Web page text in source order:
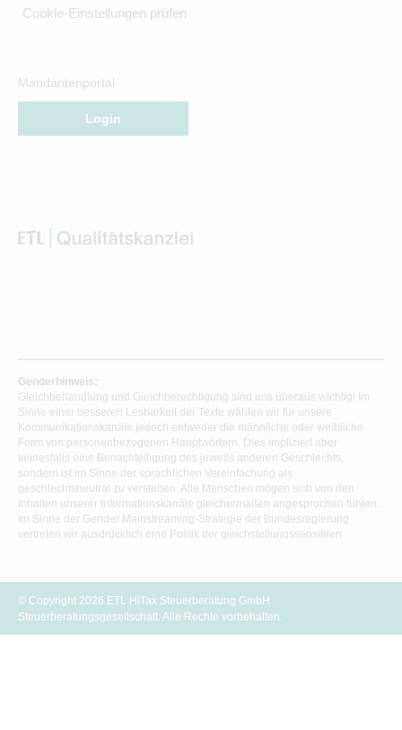
Cookie-Einstellungen prüfen
Mandantenportal
Login
Genderhinweis:
Gleichbehandlung und Gleichberechtigung sind uns überaus wichtig! Im
Sinne einer besseren Lesbarkeit der Texte wählen wir für unsere
Kommunikationskanäle jedoch entweder die männliche oder weibliche
Form von personenbezogenen Hauptwörtern. Dies impliziert aber
keinesfalls eine Benachteiligung des jeweils anderen Geschlechts,
sondern ist im Sinne der sprachlichen Vereinfachung als
geschlechtsneutral zu verstehen. Alle Menschen mögen sich von den
Inhalten unserer Informationskanäle gleichermaßen angesprochen fühlen.
Im Sinne der Gender Mainstreaming-Strategie der Bundesregierung
vertreten wir ausdrücklich eine Politik der gleichstellungssensiblen
© Copyright 2026 ETL HITax Steuerberatung GmbH
Steuerberatungsgesellschaft. Alle Rechte vorbehalten.